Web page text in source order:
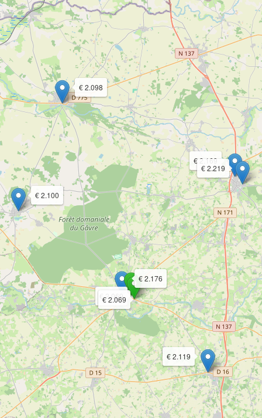
€ 2.069
€ 2.069
€ 2.098
€ 2.100
€ 2.119
€ 2.169
€ 2.176
€ 2.219